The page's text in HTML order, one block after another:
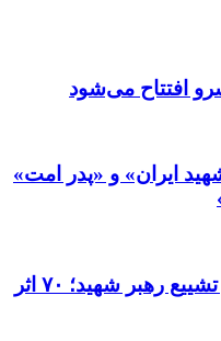
افتتاح می‌شود
ایران» و «پدر امت»
حضور پررنگ هنرمندان در تشییع رهبر شهید؛ ۷۰ اثر